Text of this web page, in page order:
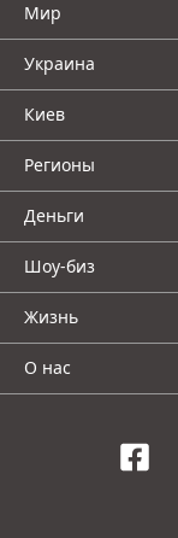
Мир
Украина
Киев
Регионы
Деньги
Шоу-биз
Жизнь
О нас